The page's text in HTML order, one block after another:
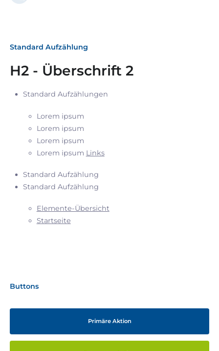
Standard Aufzählung
H2 - Überschrift 2
Standard Aufzählungen
Lorem ipsum
Lorem ipsum
Lorem ipsum
Lorem ipsum Links
Standard Aufzählung
Standard Aufzählung
Elemente-Übersicht
Startseite
Buttons
Primäre Aktion